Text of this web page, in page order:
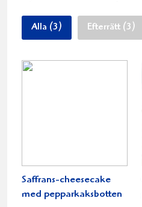
Alla (3) Efterrätt (3)
Saffrans-cheesecake
med pepparkaksbotten